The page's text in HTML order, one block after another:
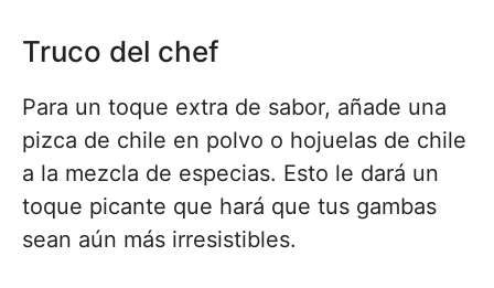
Truco del chef
Para un toque extra de sabor, añade una
pizca de chile en polvo o hojuelas de chile
a la mezcla de especias. Esto le dará un
toque picante que hará que tus gambas
sean aún más irresistibles.